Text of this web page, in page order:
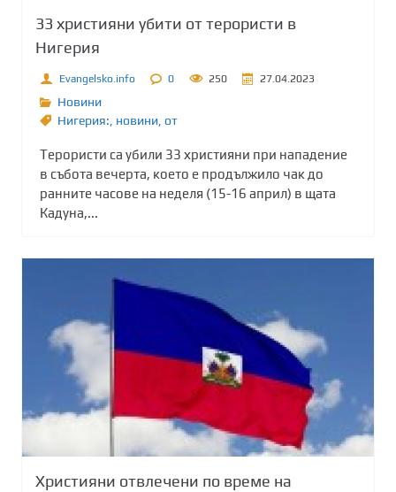
33 християни убити от терористи в
Нигерия
Evangelsko.info 0 250 27.04.2023
Новини
Нигерия:, новини, от
Терористи са убили 33 християни при нападение
в събота вечерта, което е продължило чак до
ранните часове на неделя (15-16 април) в щата
Кадуна,...
Християни отвлечени по време на